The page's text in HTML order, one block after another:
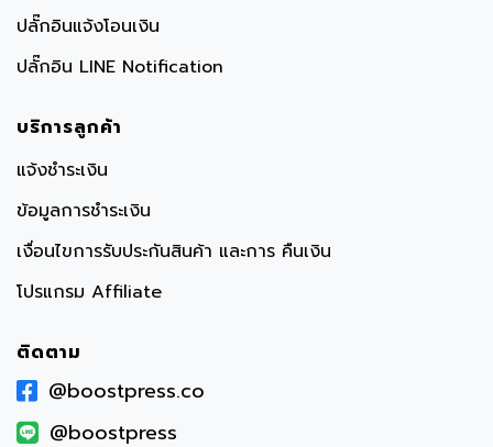
ปลั๊กอินแจ้งโอนเงิน
ปลั๊กอิน LINE Notification
บริการลูกค้า
แจ้งชำระเงิน
ข้อมูลการชำระเงิน
เงื่อนไขการรับประกันสินค้า และการ คืนเงิน
โปรแกรม Affiliate
ติดตาม
@boostpress.co
@boostpress